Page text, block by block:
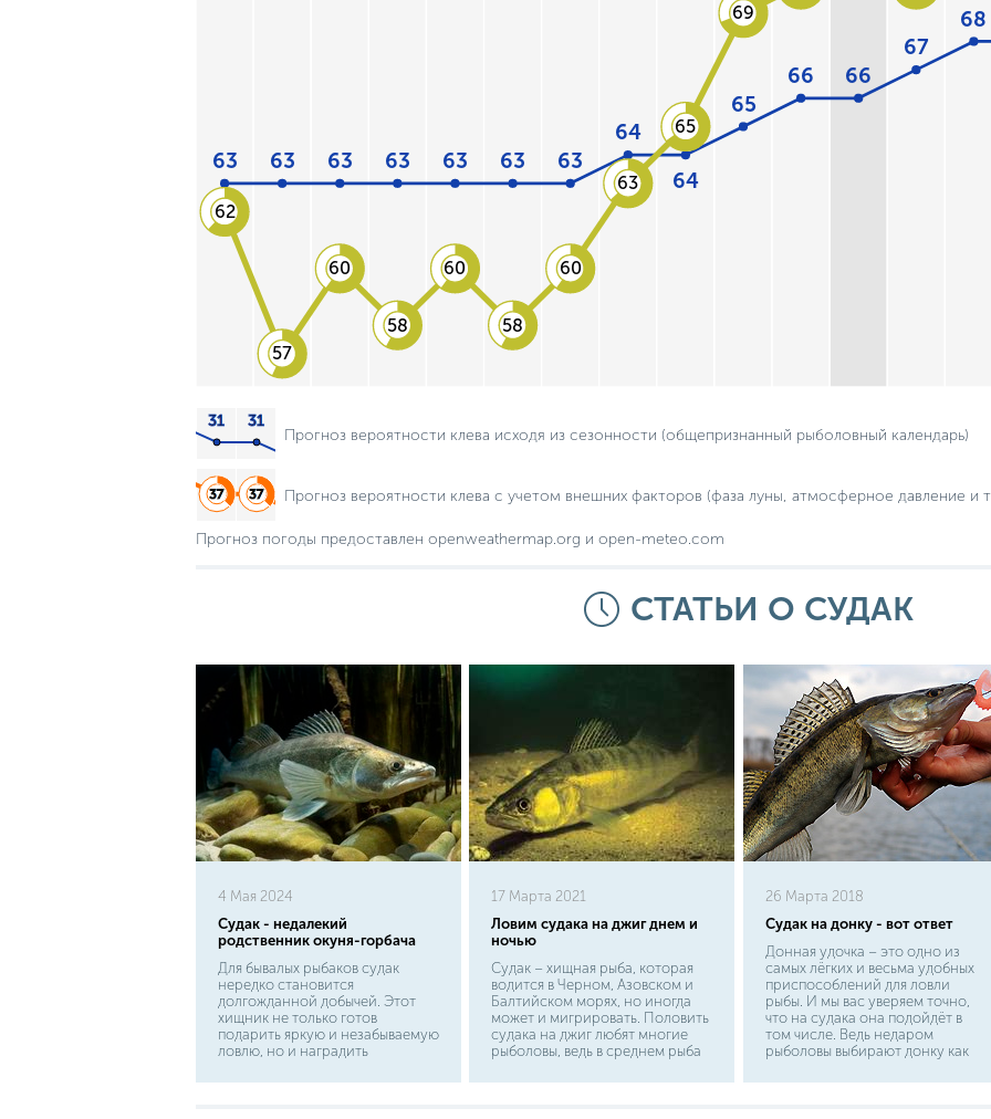
63 63 63 63 63 63 63
64
64
65
66 66
67
68
62
57
60
58
60
58
60
63
65
69
Прогноз вероятности клева исходя из сезонности (общепризнанный рыболовный календарь)
Прогноз вероятности клева с учетом внешних факторов (фаза луны, атмосферное давление и
Прогноз погоды предоставлен openweathermap.org и open-meteo.com
СТАТЬИ О СУДАК
4 Мая 2024
Судак - недалекий
родственник окуня-горбача
Для бывалых рыбаков судак
нередко становится
долгожданной добычей. Этот
хищник не только готов
подарить яркую и незабываемую
ловлю, но и наградить
Отмечено, что судак имеет
17 Марта 2021
Ловим судака на джиг днем и
ночью
Судак – хищная рыба, которая
водится в Черном, Азовском и
Балтийском морях, но иногда
может и мигрировать. Половить
судака на джиг любят многие
рыболовы, ведь в среднем рыба
весит примерно 10-15 кг.
26 Марта 2018
Судак на донку - вот ответ
Донная удочка – это одно из
самых лёгких и весьма удобных
приспособлений для ловли
рыбы. И мы вас уверяем точно,
что на судака она подойдёт в
том числе. Ведь недаром
рыболовы выбирают донку как
и надёжных удочек. Хотите тоже